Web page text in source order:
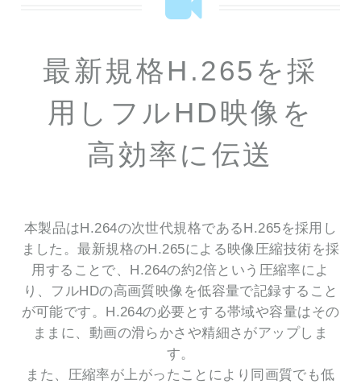
最新規格H.265を採
用しフルHD映像を
高効率に伝送
本製品はH.264の次世代規格であるH.265を採用し
ました。最新規格のH.265による映像圧縮技術を採
用することで、H.264の約2倍という圧縮率によ
り、フルHDの高画質映像を低容量で記録すること
が可能です。H.264の必要とする帯域や容量はその
ままに、動画の滑らかさや精細さがアップしま
す。
また、圧縮率が上がったことにより同画質でも低